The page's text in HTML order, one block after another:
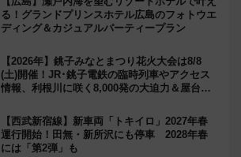
る！グランドプリンスホテル広島のフォトウエ
ディング＆カジュアルパーティープラン
【2026年】銚子みなとまつり花火大会は8/8
(土)開催！JR･銚子電鉄の臨時列車やアクセス
情報、利根川に咲く8,000発の大迫力＆屋台を
【西武新宿線】新車両「トキイロ」2027年春
運行開始！田無・新所沢にも停車 2028年春
には「第2弾」も